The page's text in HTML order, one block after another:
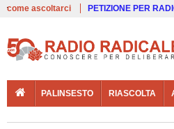
come ascoltarci PETIZIONE PER
PALINSESTO RIASCOLTA